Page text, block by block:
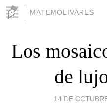
MATEMOLIVARES
Los
de
14 DE